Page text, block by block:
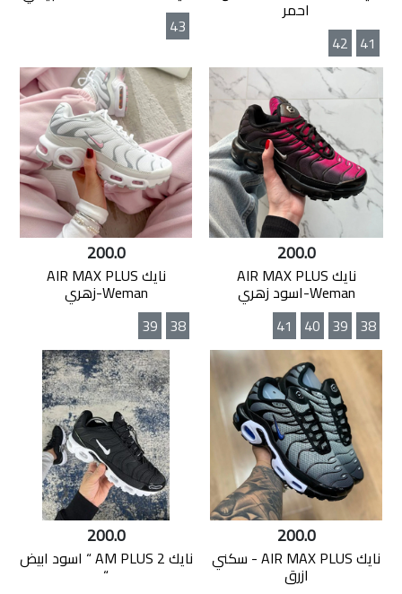
احمر
41
42
43
200.0
نايك AIR MAX PLUS
Weman-اسود زهري
38
39
40
41
200.0
نايك AIR MAX PLUS
Weman-زهري
38
39
200.0
نايك AIR MAX PLUS - سكني
ازرق
200.0
نايك AM PLUS 2 “ اسود ابيض
“